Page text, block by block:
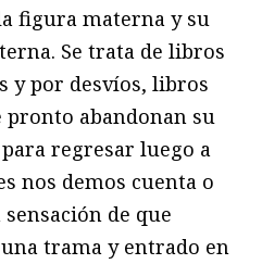
figura materna y su
Se trata de libros
y por desvíos, libros
abandonan su
regresar luego a
nos demos cuenta o
de que
trama y entrado en